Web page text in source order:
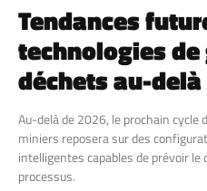
Tendances
technologies
déchets au-delà
Au-delà de 2026, le prochain cycle
miniers reposera sur des
intelligentes capables de prévoir
processus.